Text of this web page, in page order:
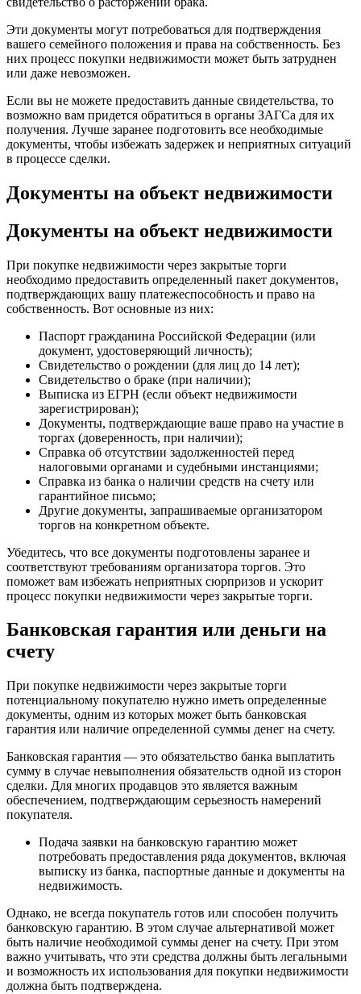
Эти документы могут потребоваться для подтверждения
вашего семейного положения и права на собственность. Без
них процесс покупки недвижимости может быть затруднен
или даже невозможен.
Если вы не можете предоставить данные свидетельства, то
возможно вам придется обратиться в органы ЗАГСа для их
получения. Лучше заранее подготовить все необходимые
документы, чтобы избежать задержек и неприятных ситуаций
в процессе сделки.
Документы на объект недвижимости
Документы на объект недвижимости
При покупке недвижимости через закрытые торги
необходимо предоставить определенный пакет документов,
подтверждающих вашу платежеспособность и право на
собственность. Вот основные из них:
Паспорт гражданина Российской Федерации (или
документ, удостоверяющий личность);
Свидетельство о рождении (для лиц до 14 лет);
Свидетельство о браке (при наличии);
Выписка из ЕГРН (если объект недвижимости
зарегистрирован);
Документы, подтверждающие ваше право на участие в
торгах (доверенность, при наличии);
Справка об отсутствии задолженностей перед
налоговыми органами и судебными инстанциями;
Справка из банка о наличии средств на счету или
гарантийное письмо;
Другие документы, запрашиваемые организатором
торгов на конкретном объекте.
Убедитесь, что все документы подготовлены заранее и
соответствуют требованиям организатора торгов. Это
поможет вам избежать неприятных сюрпризов и ускорит
процесс покупки недвижимости через закрытые торги.
Банковская гарантия или деньги на
счету
При покупке недвижимости через закрытые торги
потенциальному покупателю нужно иметь определенные
документы, одним из которых может быть банковская
гарантия или наличие определенной суммы денег на счету.
Банковская гарантия — это обязательство банка выплатить
сумму в случае невыполнения обязательств одной из сторон
сделки. Для многих продавцов это является важным
обеспечением, подтверждающим серьезность намерений
покупателя.
Подача заявки на банковскую гарантию может
потребовать предоставления ряда документов, включая
выписку из банка, паспортные данные и документы на
недвижимость.
Однако, не всегда покупатель готов или способен получить
банковскую гарантию. В этом случае альтернативой может
быть наличие необходимой суммы денег на счету. При этом
важно учитывать, что эти средства должны быть легальными
и возможность их использования для покупки недвижимости
должна быть подтверждена.